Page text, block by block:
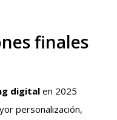
finales
digitalen 2025
personalización,